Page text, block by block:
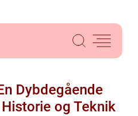
Dybdegående
og Teknik